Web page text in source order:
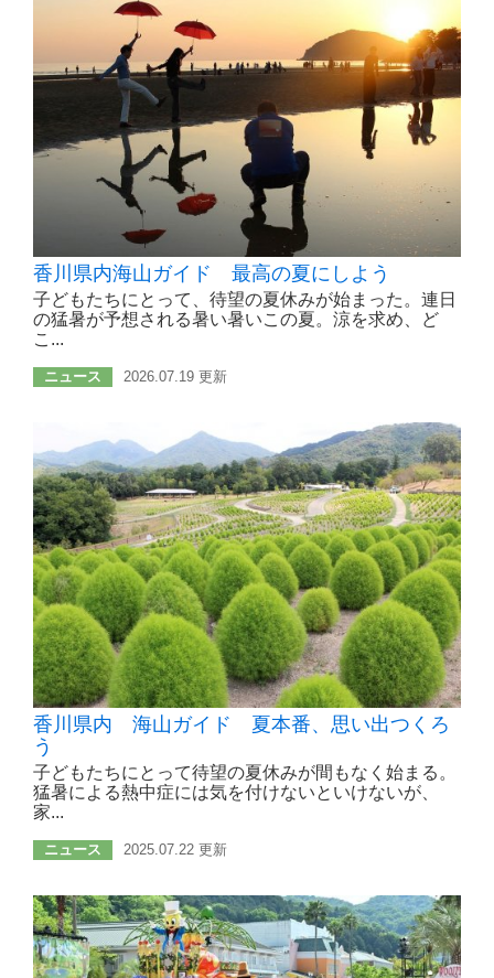
香川県内海山ガイド 最高の夏にしよう
子どもたちにとって、待望の夏休みが始まった。連日
の猛暑が予想される暑い暑いこの夏。涼を求め、ど
こ...
ニュース 2026.07.19 更新
香川県内 海山ガイド 夏本番、思い出つくろ
う
子どもたちにとって待望の夏休みが間もなく始まる。
猛暑による熱中症には気を付けないといけないが、
家...
ニュース 2025.07.22 更新